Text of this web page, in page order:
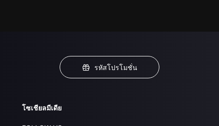
รหัสโปรโมชั่น
โซเชียลมีเดีย